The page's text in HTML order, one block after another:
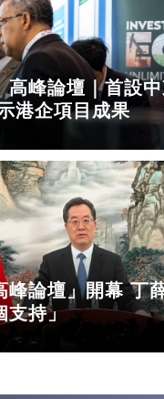
高峰論壇｜首設
港企項目成果
峰論壇」開幕 丁
支持」